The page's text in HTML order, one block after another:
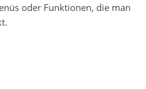
oder Funktionen, die man